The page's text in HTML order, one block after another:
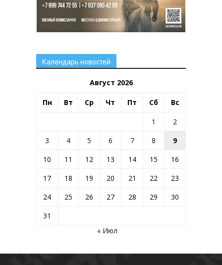
Календарь новостей
Август 2026
Пн Вт Ср Чт Пт Сб Вс
1
2
3
4 5 6 7 8
9
10
11 12 13 14 15
16
17
18 19 20 21 22
23
24
25 26 27 28 29
30
31
« Июл